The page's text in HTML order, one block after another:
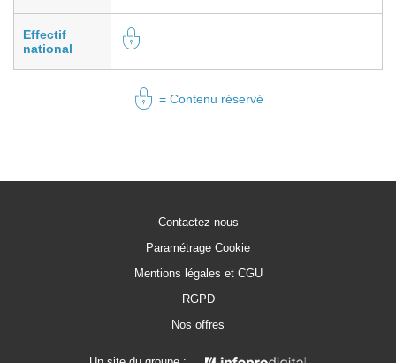
Effectif
national
= Contenu réservé
Contactez-nous
Paramétrage Cookie
Mentions légales et CGU
RGPD
Nos offres